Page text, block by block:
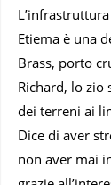
Etiema è una
Brass, porto
Richard, lo zio
dei terreni ai
Dice di aver
non aver mai